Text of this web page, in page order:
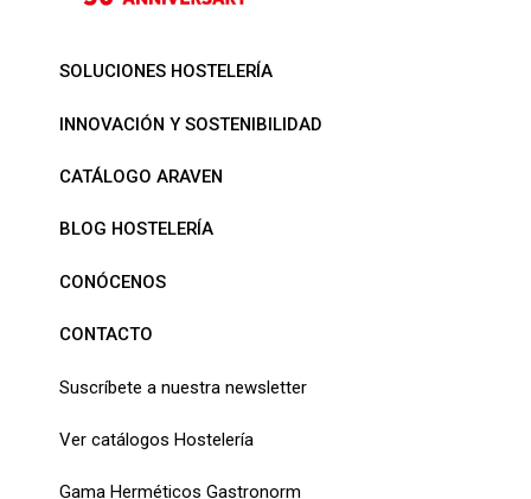
SOLUCIONES HOSTELERÍA
INNOVACIÓN Y SOSTENIBILIDAD
CATÁLOGO ARAVEN
BLOG HOSTELERÍA
CONÓCENOS
CONTACTO
Suscríbete a nuestra newsletter
Ver catálogos Hostelería
Gama Herméticos Gastronorm